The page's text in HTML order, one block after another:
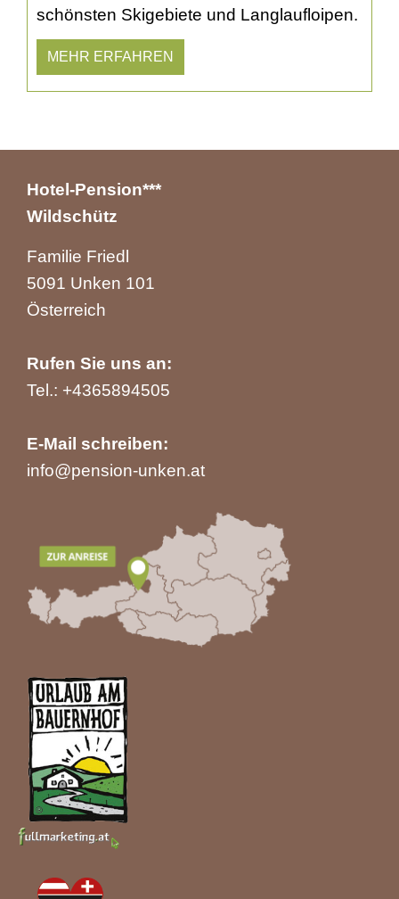
schönsten Skigebiete und Langlaufloipen.
MEHR ERFAHREN
Hotel-Pension***
Wildschütz
Familie Friedl
5091 Unken 101
Österreich
Rufen Sie uns an:
Tel.: +4365894505
E-Mail schreiben:
info@pension-unken.at